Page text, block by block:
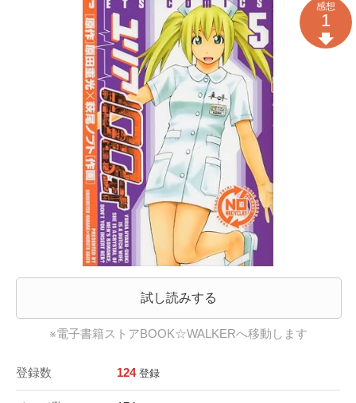
試し読みする
※電子書籍ストアBOOK☆WALKERへ移動します
登録数 124 登録
感想
1